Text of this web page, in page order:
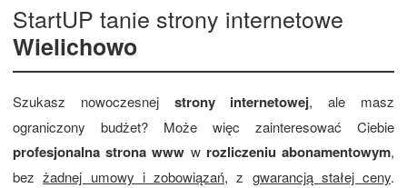
StartUP tanie strony internetowe
Wielichowo
Szukasz nowoczesnej strony internetowej, ale masz
ograniczony budżet? Może więc zainteresować Ciebie
profesjonalna strona www w rozliczeniu abonamentowym,
bezżadnej umowy i zobowiązań, z gwarancją stałej ceny.